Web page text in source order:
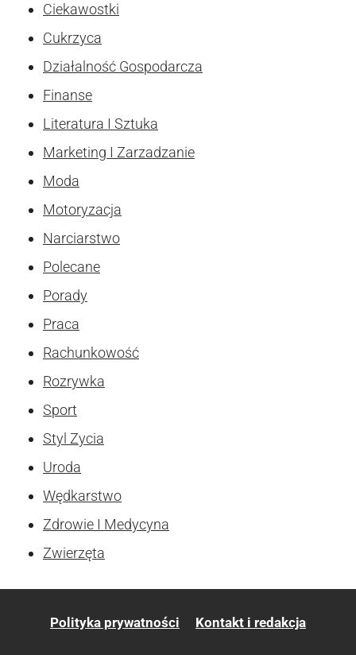
Ciekawostki
Cukrzyca
Działalność Gospodarcza
Finanse
Literatura I Sztuka
Marketing I Zarzadzanie
Moda
Motoryzacja
Narciarstwo
Polecane
Porady
Praca
Rachunkowość
Rozrywka
Sport
Styl Zycia
Uroda
Wędkarstwo
Zdrowie I Medycyna
Zwierzęta
Polityka prywatności Kontakt i redakcja